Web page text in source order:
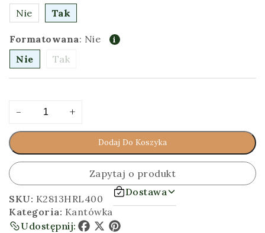
Nie
Tak
Formatowana: Nie
Nie
Tak
-
Kantówka
2,8x13,5x400
[cm]
Heblowana,
Fazowana
+
Dodaj Do Koszyka
Alternative:
Zapytaj o produkt
SKU: K2813HRL400
Kategoria: Kantówka
Dostawa
Udostępnij: